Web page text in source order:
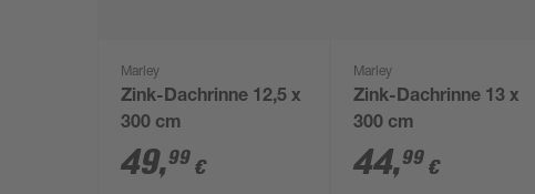
Marley
Zink-Dachrinne 12,5 x
300 cm
49,99 €
Marley
Zink-Dachrinne 13 x
300 cm
44,99 €